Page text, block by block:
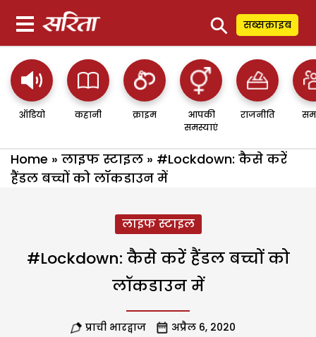
⚲ सब्सक्राइब
ऑडियो कहानी क्राइम
आपकी
समस्याएं
राजनीति
Home » लाइफ स्टाइल » #Lockdown: कैसे करें
हैंडल बच्चों को लॉकडाउन में
लाइफ स्टाइल
#Lockdown: कैसे करें हैंडल बच्चों को
लॉकडाउन में
प्राची भारद्वाज अप्रैल 6, 2020